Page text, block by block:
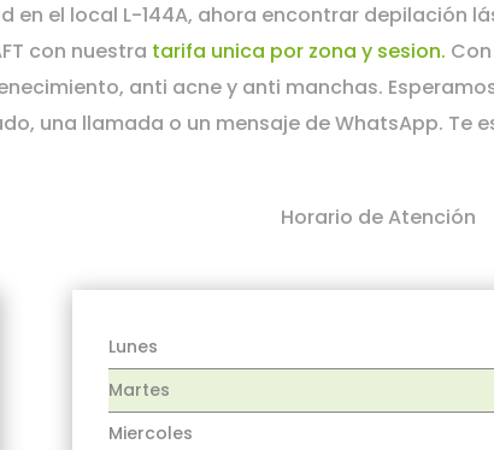
en el local L-144A, ahora encontrar depilación
con nuestra tarifa unica por zona y sesion.
anti acne y anti manchas.
una llamada o un mensaje de WhatsApp. Te
Horario de Atención
Lunes
Martes
Miercoles